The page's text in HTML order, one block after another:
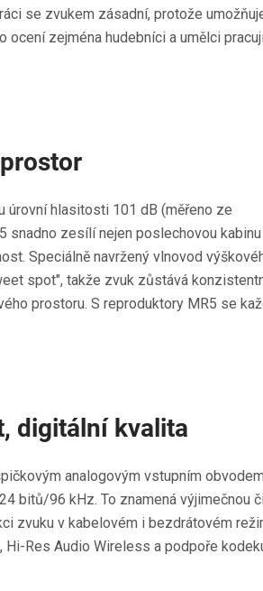
se zvukem zásadní, protože
ocení zejména hudebníci a umělci
úrovní hlasitosti 101 dB (měřeno ze
snadno zesílí nejen poslechovou
Speciálně navržený vlnovod
spot", takže zvuk zůstává
prostoru. S reproduktory MR5 se
digitální kvalita
analogovým vstupním
bitů/96 kHz. To znamená výjimečnou
zvuku v kabelovém i bezdrátovém
Res Audio Wireless a podpoře